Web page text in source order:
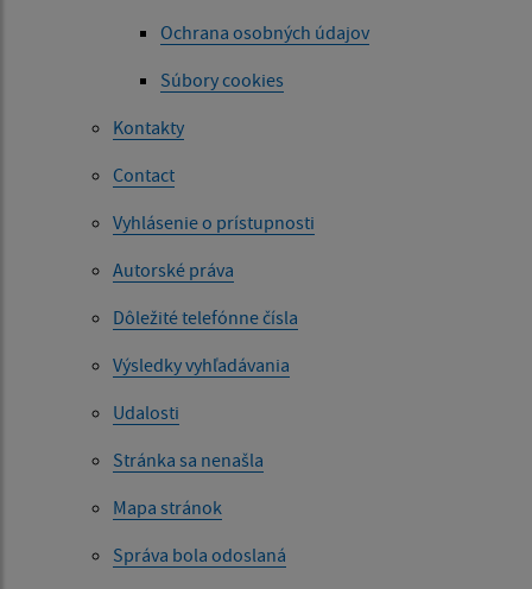
Ochrana osobných údajov
Súbory cookies
Kontakty
Contact
Vyhlásenie o prístupnosti
Autorské práva
Dôležité telefónne čísla
Výsledky vyhľadávania
Udalosti
Stránka sa nenašla
Mapa stránok
Správa bola odoslaná